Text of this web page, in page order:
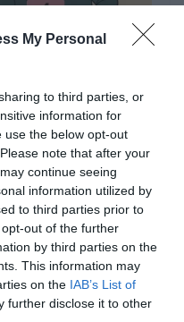
My Personal
to third parties, or
information for
use the below opt-out
note that after your
continue seeing
information utilized by
to third parties prior to
out of the further
by third parties on the
This information may
on the IAB’s List of
further disclose it to other